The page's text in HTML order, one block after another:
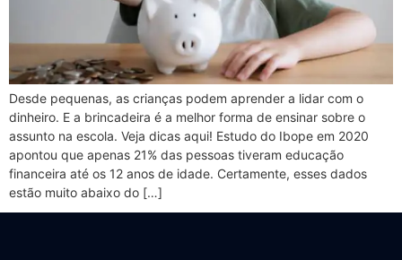
Desde pequenas, as crianças podem aprender a lidar com o
dinheiro. E a brincadeira é a melhor forma de ensinar sobre o
assunto na escola. Veja dicas aqui! Estudo do Ibope em 2020
apontou que apenas 21% das pessoas tiveram educação
financeira até os 12 anos de idade. Certamente, esses dados
estão muito abaixo do […]